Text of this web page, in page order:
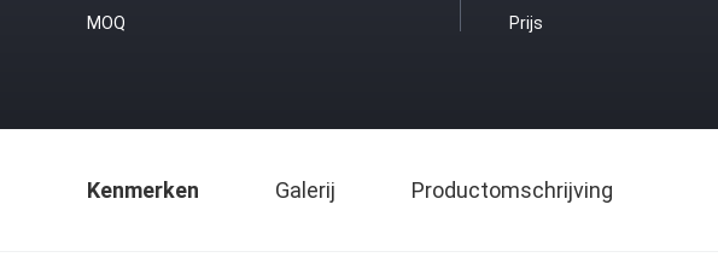
MOQ Prijs
Kenmerken Galerij Productomschrijving